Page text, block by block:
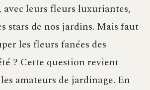
avec leurs fleurs luxuriantes,
stars de nos jardins. Mais faut-
les fleurs fanées des
? Cette question revient
amateurs de jardinage. En